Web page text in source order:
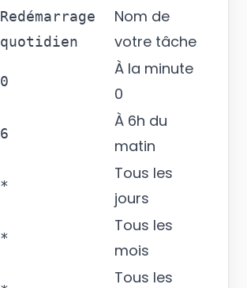
Redémarrage
quotidien
Nom de
votre tâche
0
À la minute
0
6
À 6h du
matin
*
Tous les
jours
*
Tous les
mois
Tous les